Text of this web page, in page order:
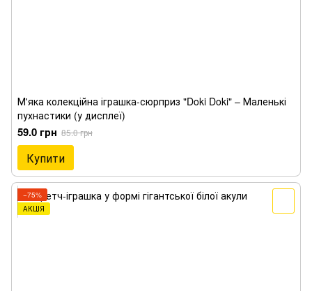
М'яка колекційна іграшка-сюрприз "Doki Doki" – Маленькі
пухнастики (у дисплеї)
59.0 грн 85.0 грн
Купити
−75%
АКЦІЯ